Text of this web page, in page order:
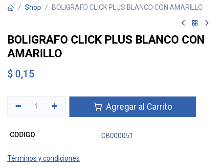
Shop BOLIGRAFO CLICK PLUS BLANCO CON AMARILLO
BOLIGRAFO CLICK PLUS BLANCO CON
AMARILLO
$ 0,15
Agregar al Carrito
CODIGO GB000051
Términos y condiciones